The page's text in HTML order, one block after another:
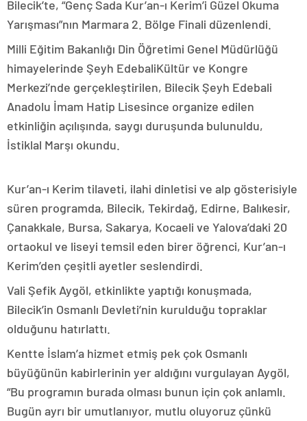
Bilecik’te, “Genç Sada Kur’an-ı Kerim’i Güzel Okuma
Yarışması”nın Marmara 2. Bölge Finali düzenlendi.
Milli Eğitim Bakanlığı Din Öğretimi Genel Müdürlüğü
himayelerinde Şeyh EdebaliKültür ve Kongre
Merkezi’nde gerçekleştirilen, Bilecik Şeyh Edebali
Anadolu İmam Hatip Lisesince organize edilen
etkinliğin açılışında, saygı duruşunda bulunuldu,
İstiklal Marşı okundu.
Kur’an-ı Kerim tilaveti, ilahi dinletisi ve alp gösterisiyle
süren programda, Bilecik, Tekirdağ, Edirne, Balıkesir,
Çanakkale, Bursa, Sakarya, Kocaeli ve Yalova’daki 20
ortaokul ve liseyi temsil eden birer öğrenci, Kur’an-ı
Kerim’den çeşitli ayetler seslendirdi.
Vali Şefik Aygöl, etkinlikte yaptığı konuşmada,
Bilecik’in Osmanlı Devleti’nin kurulduğu topraklar
olduğunu hatırlattı.
Kentte İslam’a hizmet etmiş pek çok Osmanlı
büyüğünün kabirlerinin yer aldığını vurgulayan Aygöl,
“Bu programın burada olması bunun için çok anlamlı.
Bugün ayrı bir umutlanıyor, mutlu oluyoruz çünkü